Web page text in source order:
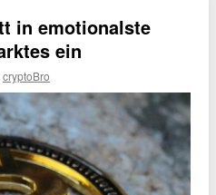
in emotionalste
ein
cryptoBro